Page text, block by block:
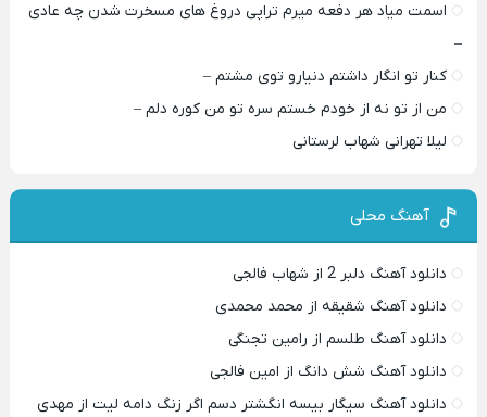
اسمت میاد هر دفعه میرم تراپی دروغ‌ های مسخرت شدن چه عادی
–
کنار تو انگار داشتم دنیارو توی مشتم –
من از تو نه از خودم خستم سره تو من کوره دلم –
لیلا تهرانی شهاب لرستانی
آهنگ محلی
دانلود آهنگ دلبر 2 از شهاب فالجی
دانلود آهنگ شقیقه از محمد محمدی
دانلود آهنگ طلسم از رامین تجنگی
دانلود آهنگ شش دانگ از امین فالجی
دانلود آهنگ سیگار بیسه انگشتر دسم اگر زنگ دامه لیت از مهدی